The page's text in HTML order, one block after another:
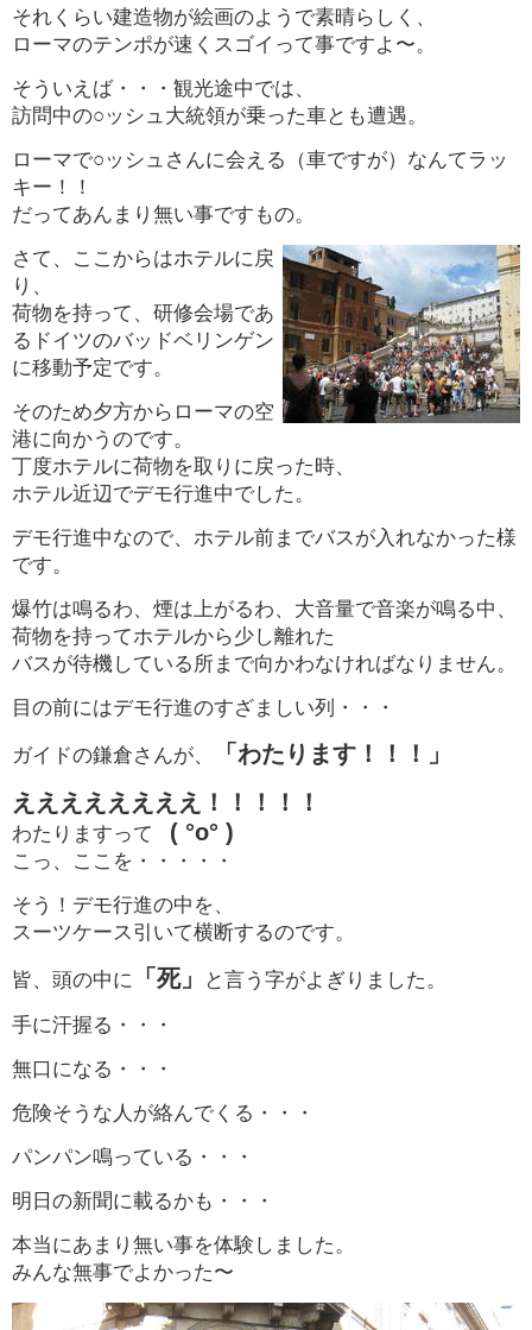
それくらい建造物が絵画のようで素晴らしく、
ローマのテンポが速くスゴイって事ですよ〜。
そういえば・・・観光途中では、
訪問中の○ッシュ大統領が乗った車とも遭遇。
ローマで○ッシュさんに会える（車ですが）なんてラッ
キー！！
だってあんまり無い事ですもの。
さて、ここからはホテルに戻
り、
荷物を持って、研修会場であ
るドイツのバッドベリンゲン
に移動予定です。
そのため夕方からローマの空
港に向かうのです。
丁度ホテルに荷物を取りに戻った時、
ホテル近辺でデモ行進中でした。
デモ行進中なので、ホテル前までバスが入れなかった様
です。
爆竹は鳴るわ、煙は上がるわ、大音量で音楽が鳴る中、
荷物を持ってホテルから少し離れた
バスが待機している所まで向かわなければなりません。
目の前にはデモ行進のすざましい列・・・
ガイドの鎌倉さんが、
「わたります！！！」
ええええええええ！！！！！
わたりますって ( °o° )
こっ、ここを・・・・・
そう！デモ行進の中を、
スーツケース引いて横断するのです。
皆、頭の中に 「死」 と言う字がよぎりました。
手に汗握る・・・
無口になる・・・
危険そうな人が絡んでくる・・・
パンパン鳴っている・・・
明日の新聞に載るかも・・・
本当にあまり無い事を体験しました。
みんな無事でよかった〜